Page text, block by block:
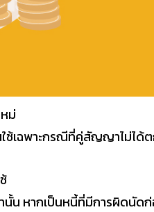
ม่
ฉพาะกรณีที่คู่สัญญาไม่ได้ต
หากเป็นหนี้ที่มีการผิดนัดก่